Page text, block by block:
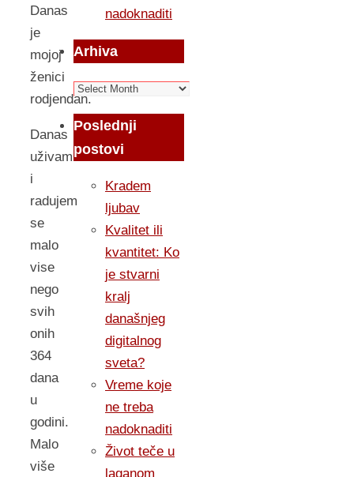
Danas
je
mojoj
ženici
rodjendan.
Danas
uživam
i
radujem
se
malo
vise
nego
svih
onih
364
dana
u
godini.
Malo
više
nadoknaditi
Arhiva
Arhiva
Poslednji
postovi
Kradem
ljubav
Kvalitet ili
kvantitet: Ko
je stvarni
kralj
današnjeg
digitalnog
sveta?
Vreme koje
ne treba
nadoknaditi
Život teče u
laganom